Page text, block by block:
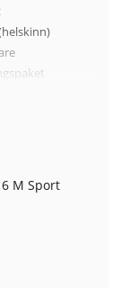
(handsfree)
8-växlad
M Sport